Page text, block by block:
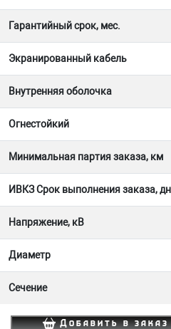
Гарантийный срок, мес.
Экранированный кабель
Внутренняя оболочка
Огнестойкий
Минимальная партия заказа, км
ИВКЗ Срок выполнения заказа, дн
Напряжение, кВ
Диаметр
Сечение
Добавить в заказ